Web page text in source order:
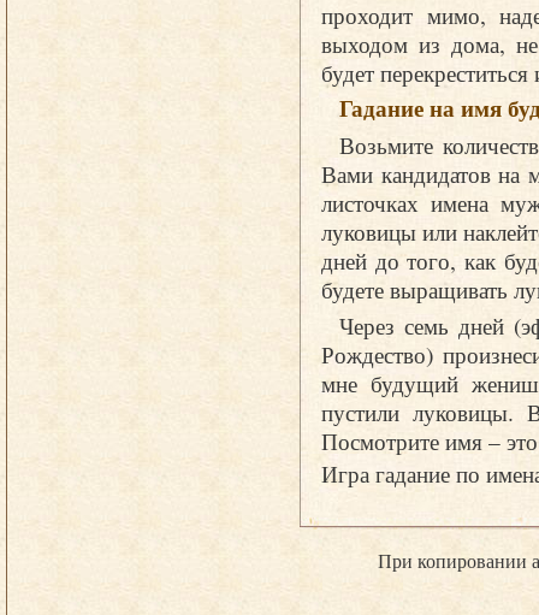
проходит мимо,
выходом из дома, не
будет
Гадание на имя
Возьмите
Вами кандидатов на
листочках имена
луковицы или
дней до того, как
будете выращивать
Через семь дней
Рождество)
мне будущий
пустили луковицы.
Посмотрите имя –
Игра гадание по
При копировании